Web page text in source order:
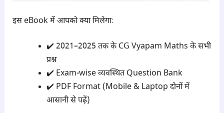
इस eBook में आपको क्या मिलेगा:
✔️ 2021–2025 तक के CG Vyapam Maths के सभी
प्रश्न
✔️ Exam-wise व्यवस्थित Question Bank
✔️ PDF Format (Mobile & Laptop दोनों में
आसानी से पढ़ें)